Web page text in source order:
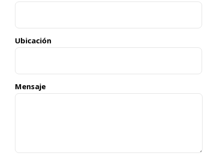
Ubicación
Mensaje